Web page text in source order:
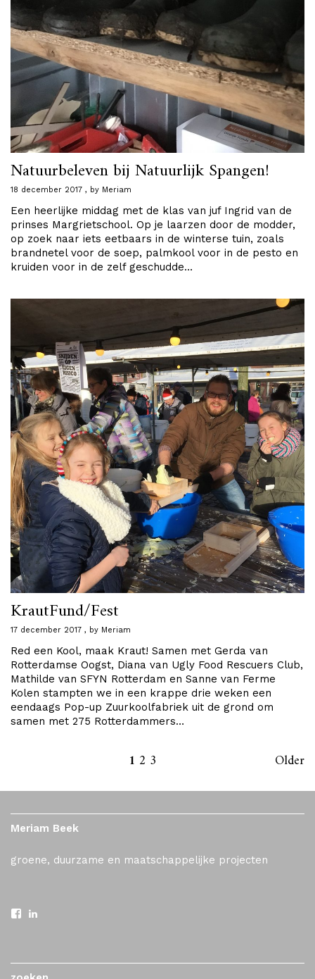
Natuurbeleven bij Natuurlijk Spangen!
18 december 2017 by Meriam
Een heerlijke middag met de klas van juf Ingrid van de
prinses Margrietschool. Op je laarzen door de modder,
op zoek naar iets eetbaars in de winterse tuin, zoals
brandnetel voor de soep, palmkool voor in de pesto en
kruiden voor in de zelf geschudde…
KrautFund/Fest
17 december 2017 by Meriam
Red een Kool, maak Kraut! Samen met Gerda van
Rotterdamse Oogst, Diana van Ugly Food Rescuers Club,
Mathilde van SFYN Rotterdam en Sanne van Ferme
Kolen stampten we in een krappe drie weken een
eendaags Pop-up Zuurkoolfabriek uit de grond om
samen met 275 Rotterdammers…
1 2 3 Older
Meriam Beek
groene, duurzame en maatschappelijke projecten